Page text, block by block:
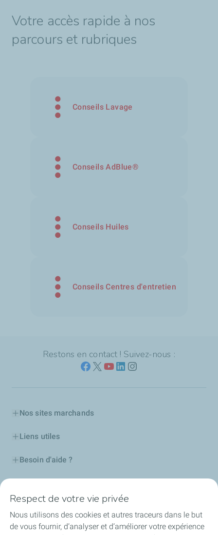
Votre accès rapide à nos
parcours et rubriques
Conseils Lavage
Conseils AdBlue®
Conseils Huiles
Conseils Centres d'entretien
Restons en contact ! Suivez-nous :
Nos sites marchands
Liens utiles
Besoin d'aide ?
Certificats d'économies d'énergie
Nos partenaires
Respect de votre vie privée
Nous utilisons des cookies et autres traceurs dans le but
de vous fournir, d’analyser et d’améliorer votre expérience